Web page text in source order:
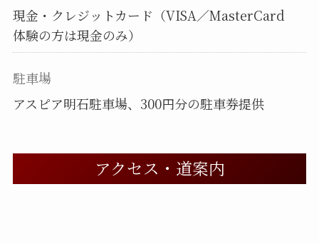
現金・クレジットカード（VISA／MasterCard
体験の方は現金のみ）
駐車場
アスピア明石駐車場、300円分の駐車券提供
アクセス・道案内